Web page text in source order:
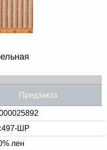
Предзаказ
ШР
лен